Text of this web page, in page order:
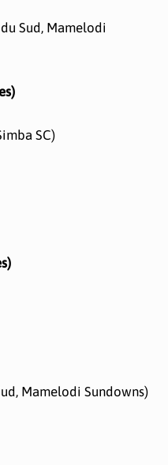
Sud, Mamelodi
SC)
Mamelodi Sundowns)